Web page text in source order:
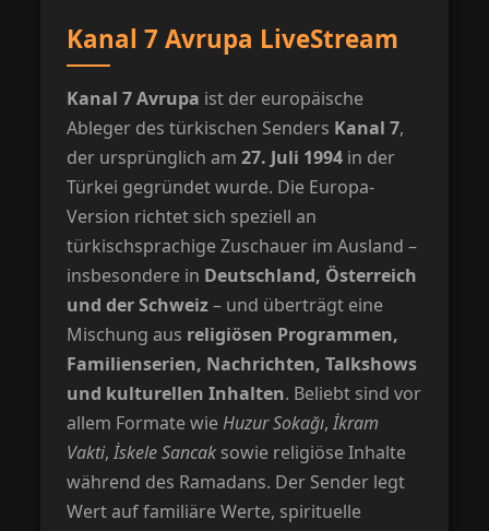
Kanal 7 Avrupa LiveStream
Kanal 7 Avrupa ist der europäische
Ableger des türkischen Senders Kanal 7,
der ursprünglich am27. Juli 1994 in der
Türkei gegründet wurde. Die Europa-
Version richtet sich speziell an
türkischsprachige Zuschauer im Ausland –
insbesondere in Deutschland, Österreich
und der Schweiz– und überträgt eine
Mischung aus religiösen Programmen,
Familienserien, Nachrichten, Talkshows
und kulturellen Inhalten. Beliebt sind vor
allem Formate wieHuzur Sokağı,İkram
Vakti,İskele Sancak sowie religiöse Inhalte
während des Ramadans. Der Sender legt
Wert auf familiäre Werte, spirituelle